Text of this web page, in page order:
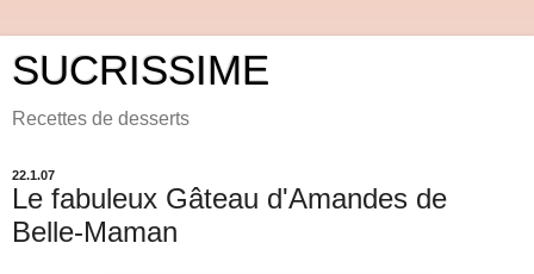
SUCRISSIME
Recettes de desserts
22.1.07
Le fabuleux Gâteau d'Amandes de
Belle-Maman